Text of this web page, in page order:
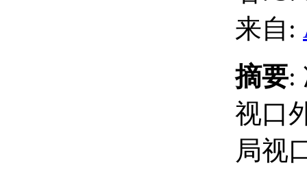
来自:
摘要:
视口
局视